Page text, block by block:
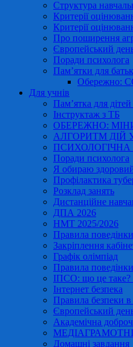
Структура
Критерії
Критерії
Про поширення
Європейський день
Поради психолога
Пам’ятки для
Обережно:
Для учнів
Пам’ятка для
Інструктаж з ТБ
ОБЕРЕЖНО:
АЛГОРИТМ ДІЙ У
Поради психолога
Я обираю
Профілактика
Розклад занять
Дистанційне
ДПА 2026
НМТ 2025/2026
Правила поведінки
Закріплення
Графік олімпіад
Правила
ІПСО: що це таке?
Інтернет безпека
Правила безпеки в
Європейський день
Академічна
Домашні завдання